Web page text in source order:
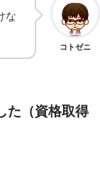
コトゼニ
な
た（資格取得